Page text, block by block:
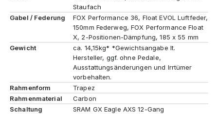
Staufach
Gabel / Federung
FOX Performance 36, Float EVOL Luftfeder,
150mm Federweg, FOX Performance Float
X, 2-Positionen-Dämpfung, 185 x 55 mm
Gewicht
ca. 14,15kg* *Gewichtsangabe lt.
Hersteller, ggf. ohne Pedale,
Ausstattungsänderungen und Irrtümer
vorbehalten.
Rahmenform
Trapez
Rahmenmaterial
Carbon
Schaltung
SRAM GX Eagle AXS 12-Gang